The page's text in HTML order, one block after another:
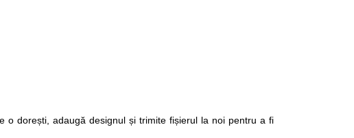
o dorești, adaugă designul și trimite fișierul la noi pentru a fi